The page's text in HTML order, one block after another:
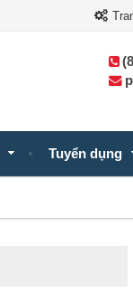
Tuyển dụng